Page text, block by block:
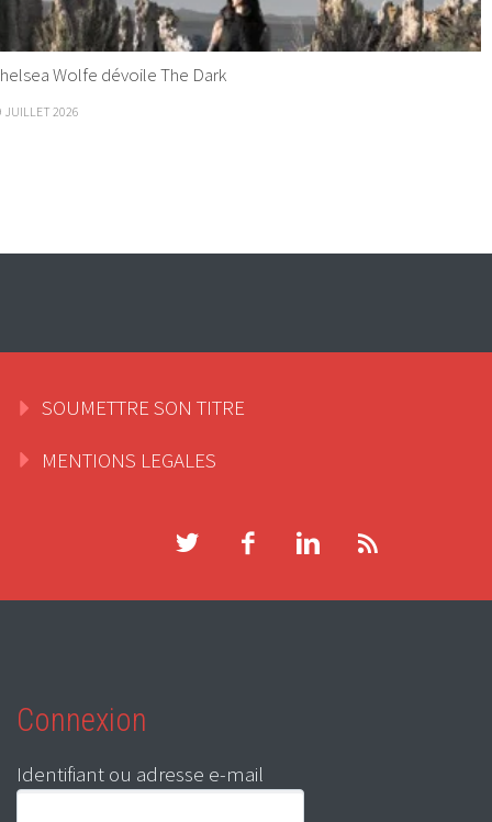
Wolfe dévoile The Dark
JUILLET 2026
SOUMETTRE SON TITRE
MENTIONS LEGALES
Connexion
Identifiant ou adresse e-mail